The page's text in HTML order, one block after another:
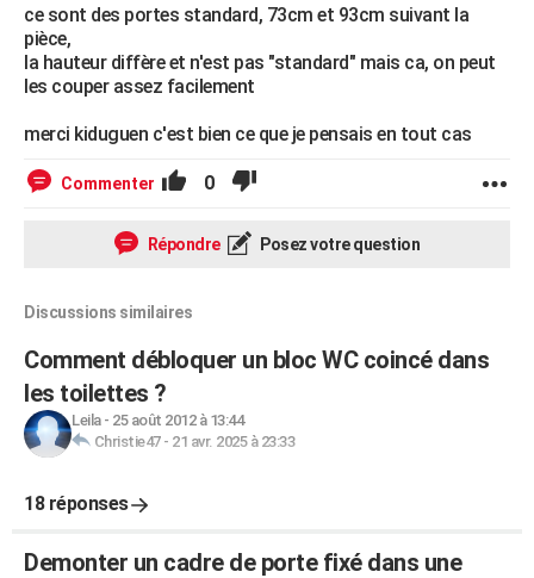
ce sont des portes standard, 73cm et 93cm suivant la
pièce,
la hauteur diffère et n'est pas "standard" mais ca, on peut
les couper assez facilement
merci kiduguen c'est bien ce que je pensais en tout cas
Commenter 0
Répondre Posez votre question
Discussions similaires
Comment débloquer un bloc WC coincé dans
les toilettes ?
Leila- 25 août 2012 à 13:44
Christie47- 21 avr. 2025 à 23:33
18 réponses
Demonter un cadre de porte fixé dans une